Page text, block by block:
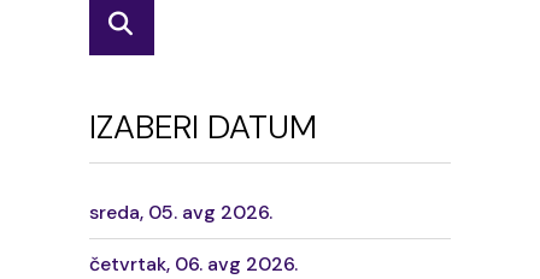
IZABERI DATUM
sreda, 05. avg 2026.
četvrtak, 06. avg 2026.